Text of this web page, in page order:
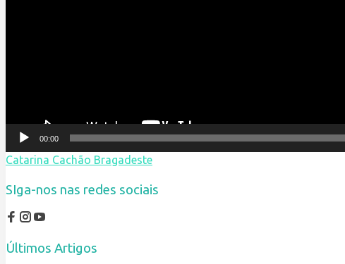
00:00
Catarina Cachão Bragadeste
SIga-nos nas redes sociais
Últimos Artigos